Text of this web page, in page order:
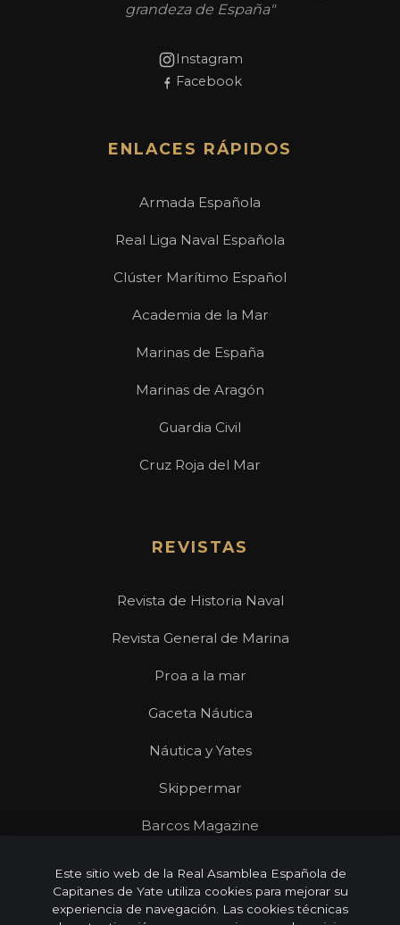
grandeza de España"
Instagram
Facebook
ENLACES RÁPIDOS
Armada Española
Real Liga Naval Española
Clúster Marítimo Español
Academia de la Mar
Marinas de España
Marinas de Aragón
Guardia Civil
Cruz Roja del Mar
REVISTAS
Revista de Historia Naval
Revista General de Marina
Proa a la mar
Gaceta Náutica
Náutica y Yates
Skippermar
Barcos Magazine
Este sitio web de la Real Asamblea Española de
Capitanes de Yate utiliza cookies para mejorar su
experiencia de navegación. Las cookies técnicas